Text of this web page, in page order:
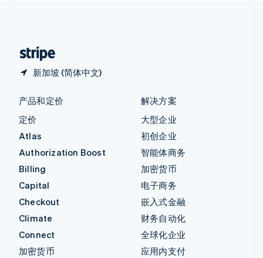
新加坡 (简体中文)
产品和定价
定价
Atlas
Authorization Boost
Billing
Capital
Checkout
Climate
Connect
加密货币
解决方案
大型企业
初创企业
智能体商务
加密货币
电子商务
嵌入式金融
财务自动化
全球化企业
应用内支付